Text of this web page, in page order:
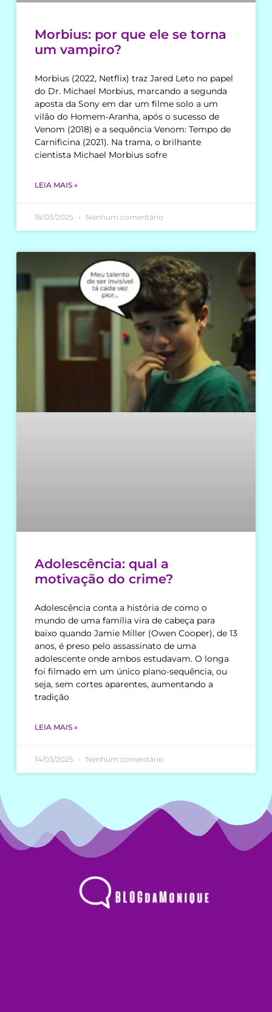
Morbius: por que ele se torna
um vampiro?
Morbius (2022, Netflix) traz Jared Leto no papel
do Dr. Michael Morbius, marcando a segunda
aposta da Sony em dar um filme solo a um
vilão do Homem-Aranha, após o sucesso de
Venom (2018) e a sequência Venom: Tempo de
Carnificina (2021). Na trama, o brilhante
cientista Michael Morbius sofre
LEIA MAIS »
18/03/2025 Nenhum comentário
Adolescência: qual a
motivação do crime?
Adolescência conta a história de como o
mundo de uma família vira de cabeça para
baixo quando Jamie Miller (Owen Cooper), de 13
anos, é preso pelo assassinato de uma
adolescente onde ambos estudavam. O longa
foi filmado em um único plano-sequência, ou
seja, sem cortes aparentes, aumentando a
tradição
LEIA MAIS »
14/03/2025 Nenhum comentário